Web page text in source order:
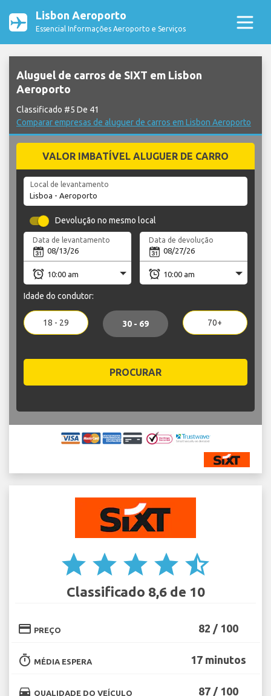
Lisbon Aeroporto
Essencial Informações Aeroporto e Serviços
Aluguel de carros de SIXT em Lisbon
Aeroporto
Classificado #5 De 41
Comparar empresas de aluguer de carros em Lisbon Aeroporto
VALOR IMBATÍVEL ALUGUER DE CARRO
Local de levantamento
Devolução no mesmo local
Data de levantamento Data de devolução
Idade do condutor:
18 - 29 30 - 69 70+
PROCURAR
star star star star star_half
Classificado 8,6 de 10
credit_card PREÇO 82 / 100
timer MÉDIA ESPERA 17 minutos
directions_car QUALIDADE DO VEÍCULO 87 / 100